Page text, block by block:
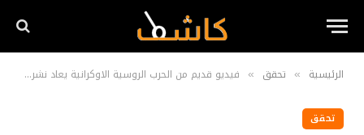
الرئيسية » تحقق » فيديو قديم من الحرب الروسية الاوكرانية يعاد نشره حديثًا مع الادعاء أنه لاستهداف جنود الاحتلال في معسكر كرم أبو سالم
تحقق